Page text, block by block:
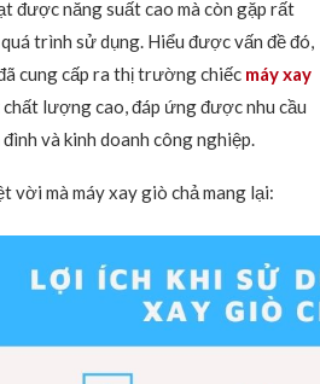
được năng suất cao mà còn gặp rất
trình sử dụng. Hiểu được vấn đề đó,
cung cấp ra thị trường chiếc máy xay
lượng cao, đáp ứng được nhu cầu
và kinh doanh công nghiệp.
vời mà máy xay giò chả mang lại: